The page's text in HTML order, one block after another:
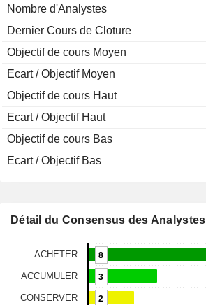
Nombre d'Analystes
Dernier Cours de Cloture
Objectif de cours Moyen
Ecart / Objectif Moyen
Objectif de cours Haut
Ecart / Objectif Haut
Objectif de cours Bas
Ecart / Objectif Bas
Détail du Consensus des Analystes